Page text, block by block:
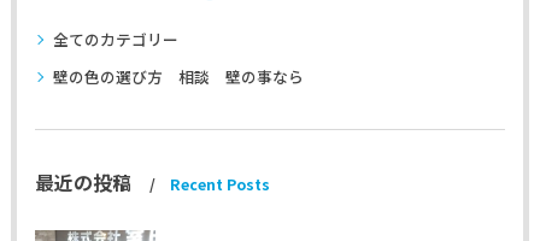
全てのカテゴリー
壁の色の選び方 相談 壁の事なら
最近の投稿 Recent Posts